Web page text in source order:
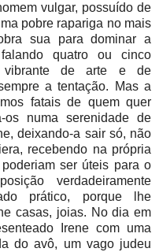
vulgar, possuído de
pobre rapariga no mais
sua para dominar a
quatro ou cinco
vibrante de arte e de
a tentação. Mas a
fatais de quem quer
os numa serenidade de
deixando-a sair só, não
recebendo na própria
ser úteis para o
verdadeiramente
prático, porque lhe
casas, joias. No dia em
Irene com uma
do avô, um vago judeu